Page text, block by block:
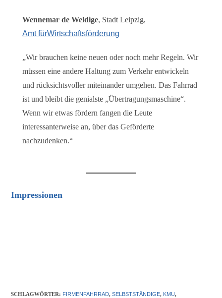
Wennemar de Weldige, Stadt Leipzig,
Amt fürWirtschaftsförderung
„Wir brauchen keine neuen oder noch mehr Regeln. Wir
müssen eine andere Haltung zum Verkehr entwickeln
und rücksichtsvoller miteinander umgehen. Das Fahrrad
ist und bleibt die genialste „Übertragungsmaschine“.
Wenn wir etwas fördern fangen die Leute
interessanterweise an, über das Geförderte
nachzudenken.“
Impressionen
SCHLAGWÖRTER: FIRMENFAHRRAD, SELBSTSTÄNDIGE, KMU,